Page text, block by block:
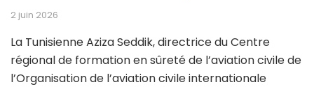
2 juin 2026
La Tunisienne Aziza Seddik, directrice du Centre
régional de formation en sûreté de l’aviation civile de
l’Organisation de l’aviation civile internationale